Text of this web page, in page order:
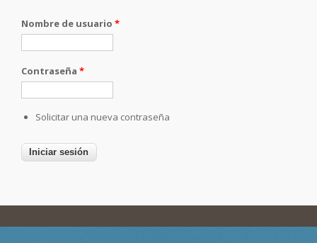
Nombre de usuario *
Contraseña *
Solicitar una nueva contraseña